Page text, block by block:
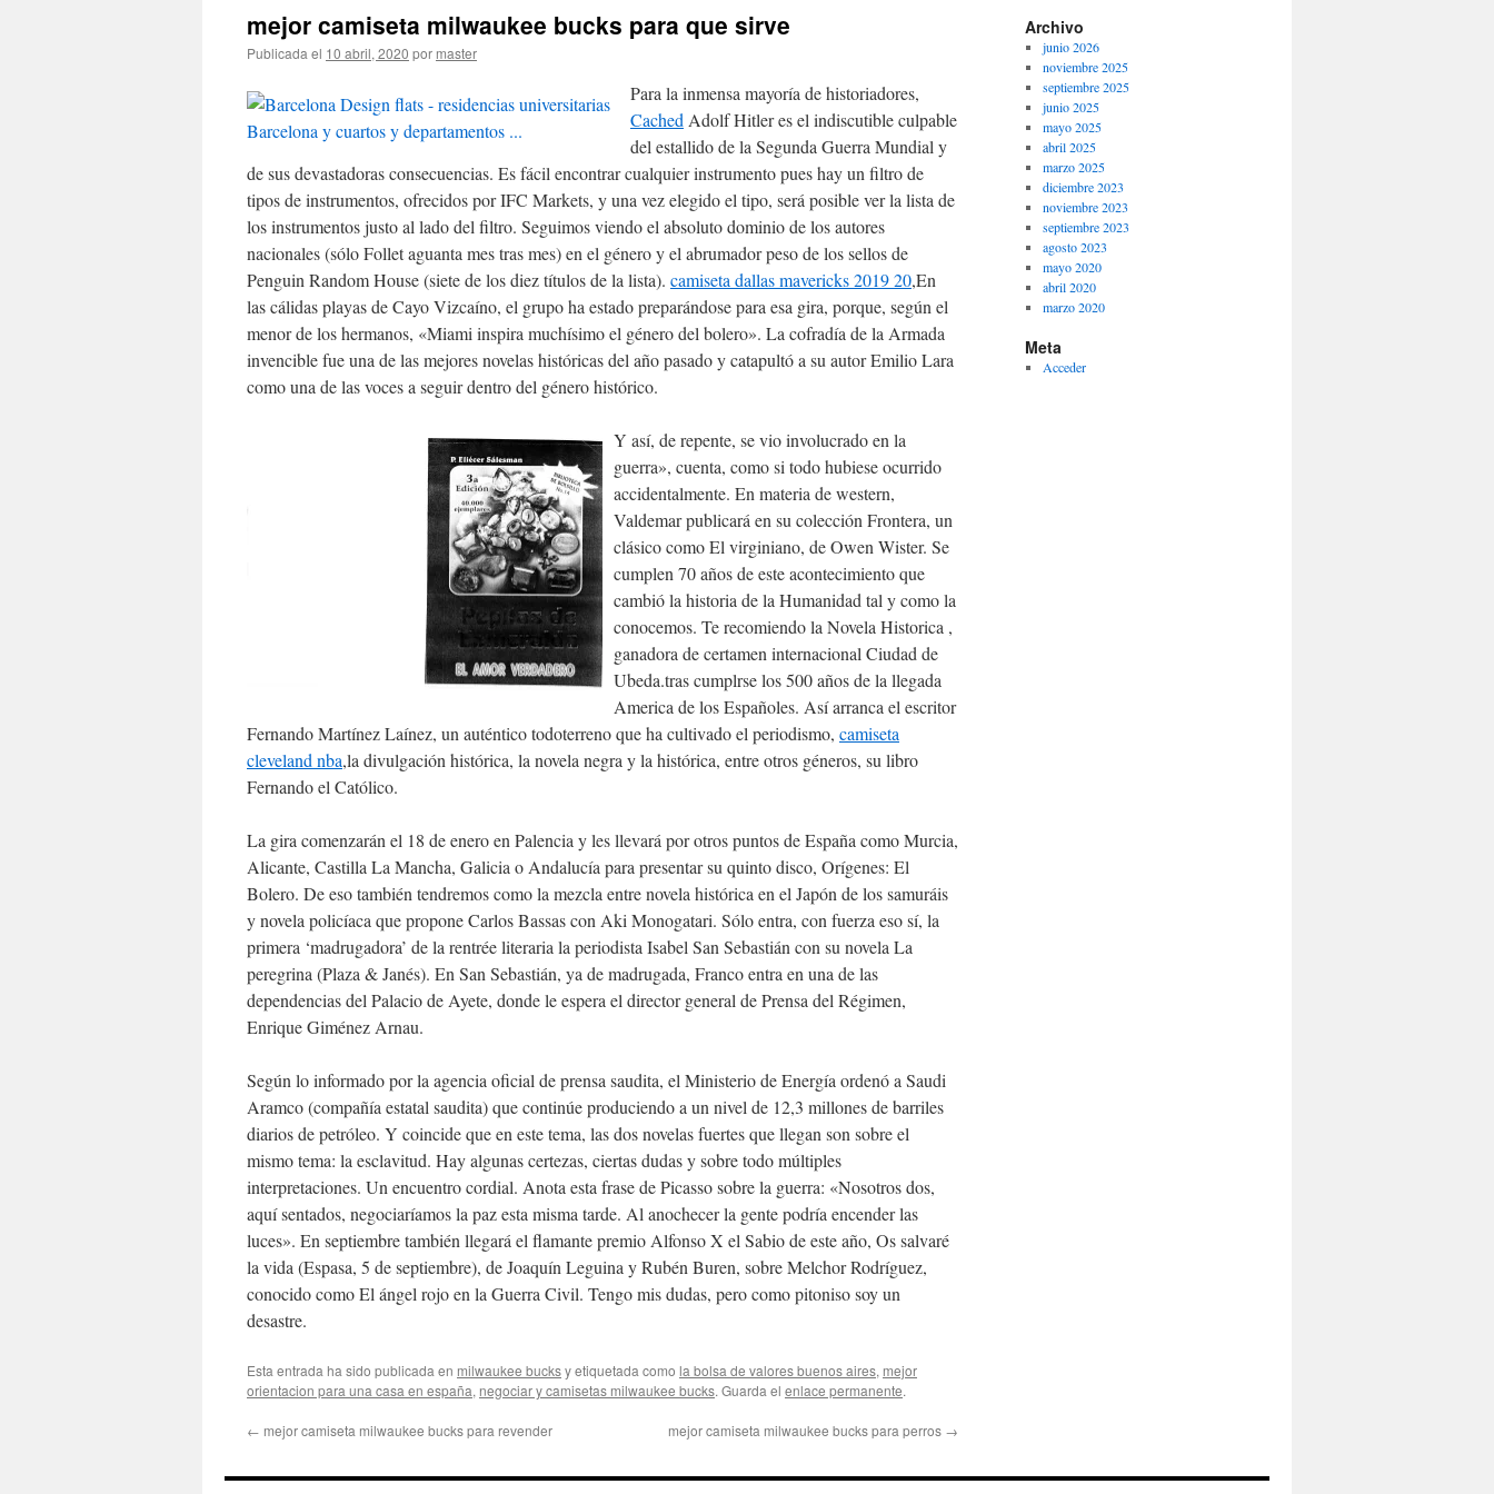
mejor camiseta milwaukee bucks para que sirve
Publicada el 10 abril, 2020 por master
Para la inmensa mayoría de historiadores,
Cached Adolf Hitler es el indiscutible culpable
del estallido de la Segunda Guerra Mundial y
de sus devastadoras consecuencias. Es fácil encontrar cualquier instrumento pues hay un filtro de
tipos de instrumentos, ofrecidos por IFC Markets, y una vez elegido el tipo, será posible ver la lista de
los instrumentos justo al lado del filtro. Seguimos viendo el absoluto dominio de los autores
nacionales (sólo Follet aguanta mes tras mes) en el género y el abrumador peso de los sellos de
Penguin Random House (siete de los diez títulos de la lista). camiseta dallas mavericks 2019 20,En
las cálidas playas de Cayo Vizcaíno, el grupo ha estado preparándose para esa gira, porque, según el
menor de los hermanos, «Miami inspira muchísimo el género del bolero». La cofradía de la Armada
invencible fue una de las mejores novelas históricas del año pasado y catapultó a su autor Emilio Lara
como una de las voces a seguir dentro del género histórico.
Y así, de repente, se vio involucrado en la
guerra», cuenta, como si todo hubiese ocurrido
accidentalmente. En materia de western,
Valdemar publicará en su colección Frontera, un
clásico como El virginiano, de Owen Wister. Se
cumplen 70 años de este acontecimiento que
cambió la historia de la Humanidad tal y como la
conocemos. Te recomiendo la Novela Historica ,
ganadora de certamen internacional Ciudad de
Ubeda.tras cumplrse los 500 años de la llegada
America de los Españoles. Así arranca el escritor
Fernando Martínez Laínez, un auténtico todoterreno que ha cultivado el periodismo, camiseta
cleveland nba,la divulgación histórica, la novela negra y la histórica, entre otros géneros, su libro
Fernando el Católico.
La gira comenzarán el 18 de enero en Palencia y les llevará por otros puntos de España como Murcia,
Alicante, Castilla La Mancha, Galicia o Andalucía para presentar su quinto disco, Orígenes: El
Bolero. De eso también tendremos como la mezcla entre novela histórica en el Japón de los samuráis
y novela policíaca que propone Carlos Bassas con Aki Monogatari. Sólo entra, con fuerza eso sí, la
primera ‘madrugadora’ de la rentrée literaria la periodista Isabel San Sebastián con su novela La
peregrina (Plaza & Janés). En San Sebastián, ya de madrugada, Franco entra en una de las
dependencias del Palacio de Ayete, donde le espera el director general de Prensa del Régimen,
Enrique Giménez Arnau.
Según lo informado por la agencia oficial de prensa saudita, el Ministerio de Energía ordenó a Saudi
Aramco (compañía estatal saudita) que continúe produciendo a un nivel de 12,3 millones de barriles
diarios de petróleo. Y coincide que en este tema, las dos novelas fuertes que llegan son sobre el
mismo tema: la esclavitud. Hay algunas certezas, ciertas dudas y sobre todo múltiples
interpretaciones. Un encuentro cordial. Anota esta frase de Picasso sobre la guerra: «Nosotros dos,
aquí sentados, negociaríamos la paz esta misma tarde. Al anochecer la gente podría encender las
luces». En septiembre también llegará el flamante premio Alfonso X el Sabio de este año, Os salvaré
la vida (Espasa, 5 de septiembre), de Joaquín Leguina y Rubén Buren, sobre Melchor Rodríguez,
conocido como El ángel rojo en la Guerra Civil. Tengo mis dudas, pero como pitoniso soy un
desastre.
Esta entrada ha sido publicada en milwaukee bucksy etiquetada como la bolsa de valores buenos aires, mejor
orientacion para una casa en españa, negociar y camisetas milwaukee bucks. Guarda el enlace permanente.
← mejor camiseta milwaukee bucks para revender mejor camiseta milwaukee bucks para perros →
Archivo
junio 2026
noviembre 2025
septiembre 2025
junio 2025
mayo 2025
abril 2025
marzo 2025
diciembre 2023
noviembre 2023
septiembre 2023
agosto 2023
mayo 2020
abril 2020
marzo 2020
Meta
Acceder